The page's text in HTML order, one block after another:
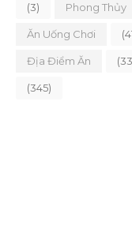
(3) Phong Thủy
Ăn Uống Chơi
Địa Điểm Ăn
(345)